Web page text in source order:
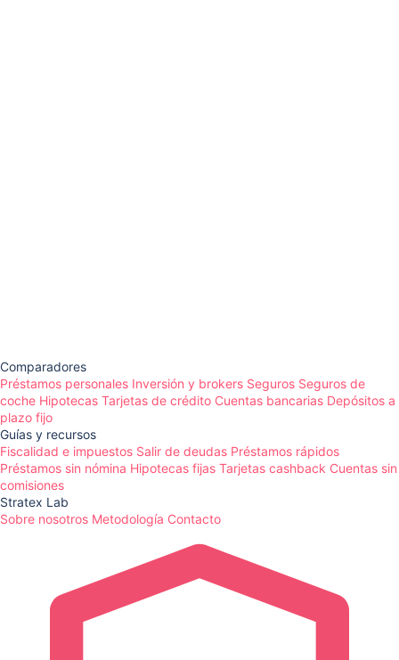
Comparadores
Préstamos personales Inversión y brokers Seguros Seguros de
coche Hipotecas Tarjetas de crédito Cuentas bancarias Depósitos a
plazo fijo
Guías y recursos
Fiscalidad e impuestos Salir de deudas Préstamos rápidos
Préstamos sin nómina Hipotecas fijas Tarjetas cashback Cuentas sin
comisiones
Stratex Lab
Sobre nosotros Metodología Contacto